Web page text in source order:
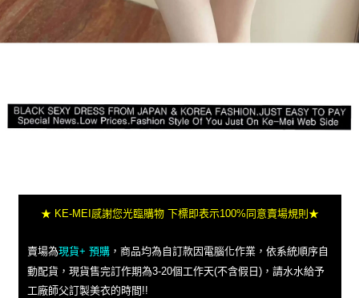
★ KE-MEI感謝您光臨購物 下標即表示100%同意賣場規則★
賣場為現貨+ 預購，商品均為自訂款因電腦化作業，依系統順序自
動配貨，現貨售完訂作期為3-20個工作天(不含假日)，請水水給予
工廠師父訂製美衣的時間!!